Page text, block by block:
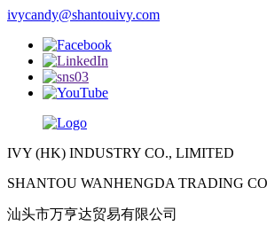
ivycandy@shantouivy.com
IVY (HK) INDUSTRY CO., LIMITED
SHANTOU WANHENGDA TRADING
汕头市万亨达贸易有限公司